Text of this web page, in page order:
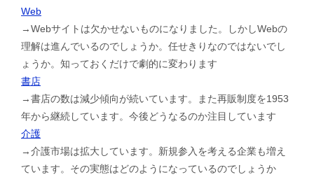
Web
→Webサイトは欠かせないものになりました。しかしWebの
理解は進んでいるのでしょうか。任せきりなのではないでし
ょうか。知っておくだけで劇的に変わります
書店
→書店の数は減少傾向が続いています。また再販制度を1953
年から継続しています。今後どうなるのか注目しています
介護
→介護市場は拡大しています。新規参入を考える企業も増え
ています。その実態はどのようになっているのでしょうか